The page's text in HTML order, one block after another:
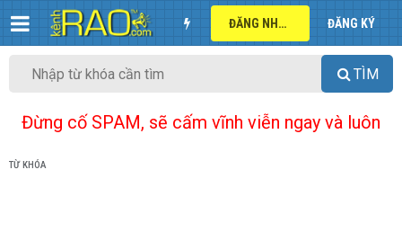
ĐĂNG NHẬP ĐĂNG KÝ
TÌM
Đừng cố SPAM, sẽ cấm vĩnh viễn ngay và luôn
TỪ KHÓA